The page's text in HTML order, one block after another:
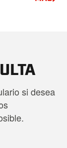
si desea